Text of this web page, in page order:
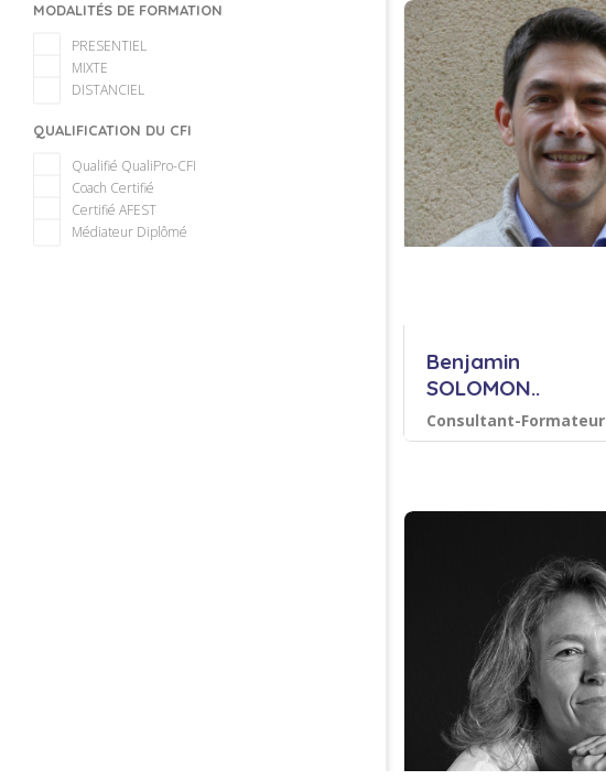
MODALITÉS DE FORMATION
PRESENTIEL
MIXTE
DISTANCIEL
QUALIFICATION DU CFI
Qualifié QualiPro-CFI
Coach Certifié
Certifié AFEST
Médiateur Diplômé
Sauvegarder
Benjamin
SOLOMON..
Consultant-
Coach en Anglais :
Business Coach
relations internationales